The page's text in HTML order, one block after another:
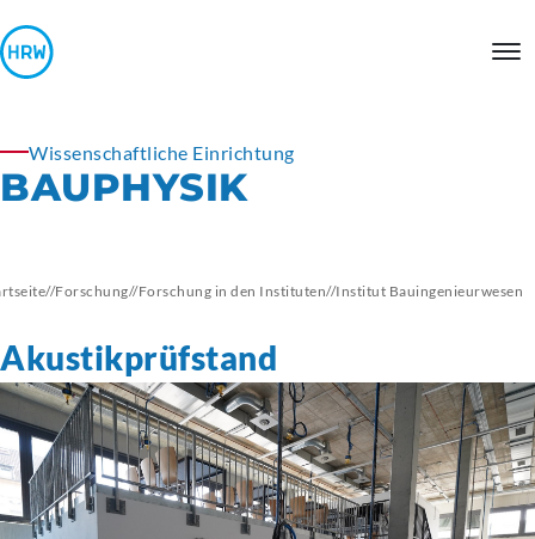
Wissenschaftliche Einrichtung
BAUPHYSIK
//Forschung//Forschung in den Instituten//Institut Bauingenieurwesen
Akustikprüfstand